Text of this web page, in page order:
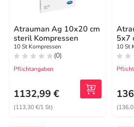
Atrauman Ag 10x20 cm
steril Kompressen
10 St Kompressen
(0)
Pflichtangaben
1132,99 €
(113,30 €/1 St)
5x7
10 St